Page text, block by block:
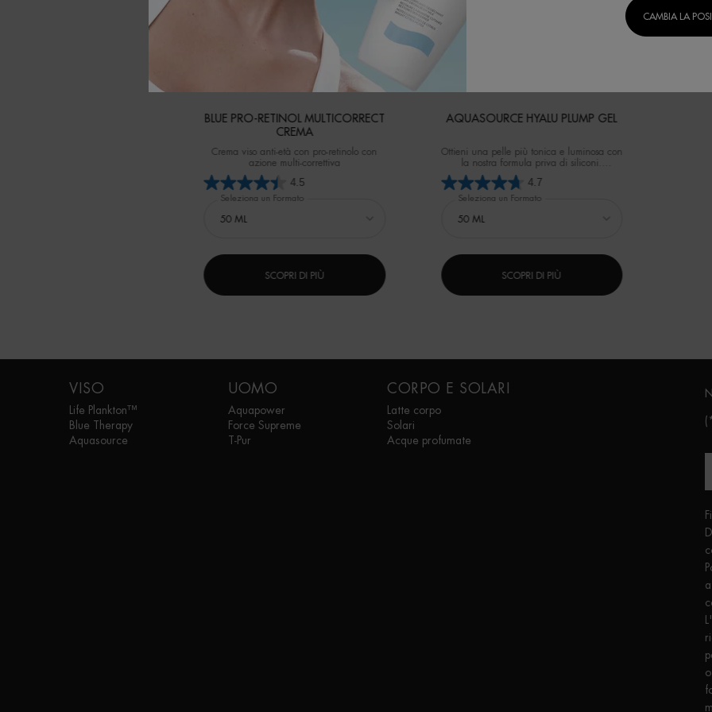
BLUE PRO-RETINOL MULTICORRECT
CREMA
Crema viso anti-età con pro-retinolo con
azione multi-correttiva
4.5
Seleziona un Formato
SCOPRI DI PIÙ
AQUASOURCE HYALU PLUMP GEL
Ottieni una pelle più tonica e luminosa con
la nostra formula priva di siliconi.
Il 92% delle donne nota una pelle più
idratata* *test di autovalutazione su 50
donne, dopo 10 giorni.
4.7
Seleziona un Formato
SCOPRI DI PIÙ
VISO
Life Plankton™
Blue Therapy
Aquasource
UOMO
Aquapower
Force Supreme
T-Pur
CORPO E SOLARI
Latte corpo
Solari
Acque profumate
CAMBIA LA